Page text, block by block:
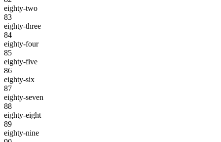
eighty-two
83
eighty-three
84
eighty-four
85
eighty-five
86
eighty-six
87
eighty-seven
88
eighty-eight
89
eighty-nine